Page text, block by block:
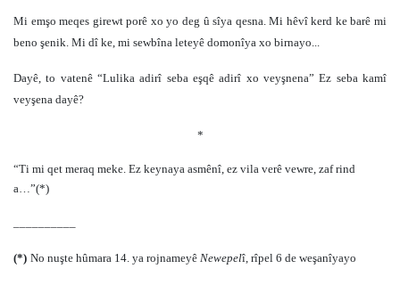
Mi emşo meqes girewt porê xo yo deg û sîya qesna. Mi hêvî kerd ke barê mi
beno şenik. Mi dî ke, mi sewbîna leteyê domonîya xo birnayo...
Dayê, to vatenê “Lulika adirî seba eşqê adirî xo veyşnena” Ez seba kamî
veyşena dayê?
*
“Ti mi qet meraq meke. Ez keynaya asmênî, ez vila verê vewre, zaf rind
a…”(*)
(*) No nuşte hûmara 14. ya rojnameyê Newepelî, rîpel 6 de weşanîyayo